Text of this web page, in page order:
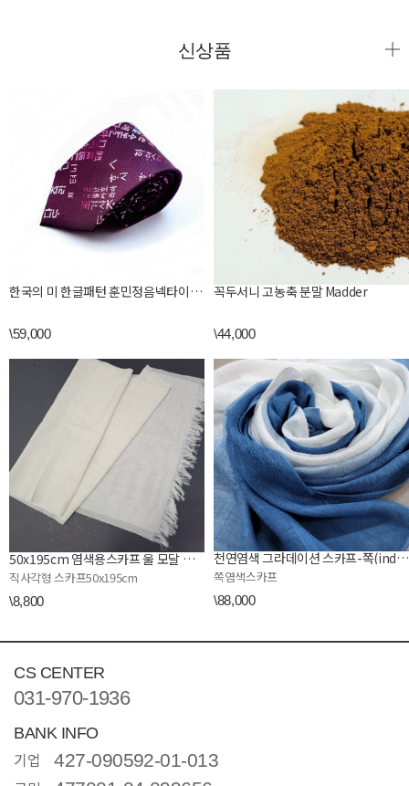
신상품
한국의 미 한글패턴 훈민정음넥타이 아트앤크래프트 프리미엄 실크넥타이 어르신 외국인 혼주 선물
\59,000
꼭두서니 고농축 분말 Madder
\44,000
50x195cm 염색용스카프 울 모달 혼방 롱 스카프 ,가벼운 울목도리
직사각형 스카프50x195cm
\8,800
천연염색 그라데이션 스카프-쪽(indigo)스카프
쪽염색스카프
\88,000
CS CENTER
031-970-1936
BANK INFO
기업 427-090592-01-013